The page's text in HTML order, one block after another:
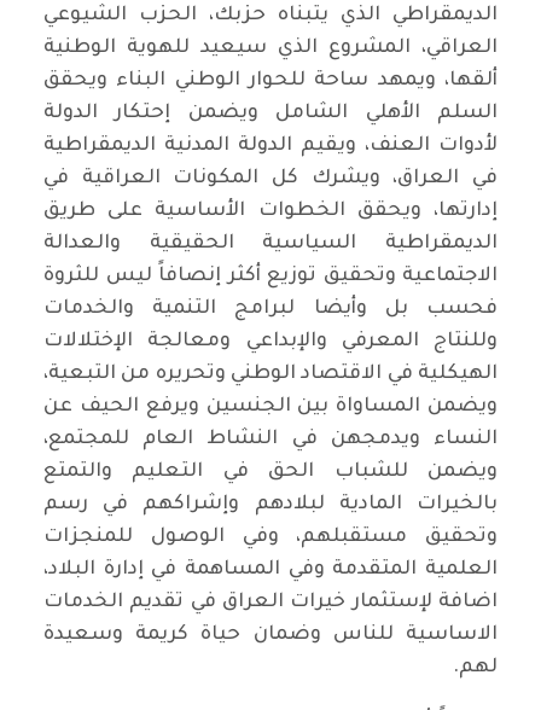
الديمقراطي الذي يتبناه حزبك، الحزب الشيوعي
العراقي، المشروع الذي سيعيد للهوية الوطنية
ألقها، ويمهد ساحة للحوار الوطني البناء ويحقق
السلم الأهلي الشامل ويضمن إحتكار الدولة
لأدوات العنف، ويقيم الدولة المدنية الديمقراطية
في العراق، ويشرك كل المكونات العراقية في
إدارتها، ويحقق الخطوات الأساسية على طريق
الديمقراطية السياسية الحقيقية والعدالة
الاجتماعية وتحقيق توزيع أكثر إنصافاً ليس للثروة
فحسب بل وأيضا لبرامج التنمية والخدمات
وللنتاج المعرفي والإبداعي ومعالجة الإختلالات
الهيكلية في الاقتصاد الوطني وتحريره من التبعية،
ويضمن المساواة بين الجنسين ويرفع الحيف عن
النساء ويدمجهن في النشاط العام للمجتمع،
ويضمن للشباب الحق في التعليم والتمتع
بالخيرات المادية لبلادهم وإشراكهم في رسم
وتحقيق مستقبلهم، وفي الوصول للمنجزات
العلمية المتقدمة وفي المساهمة في إدارة البلاد،
اضافة لإستثمار خيرات العراق في تقديم الخدمات
الاساسية للناس وضمان حياة كريمة وسعيدة
لهم.